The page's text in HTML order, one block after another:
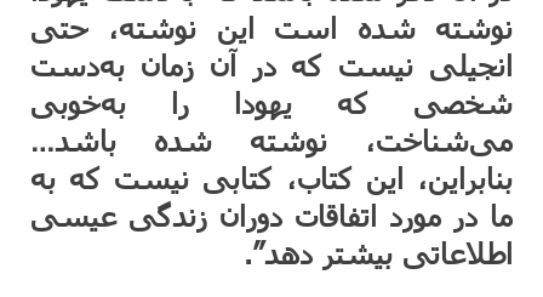
نوشته شده است این نوشته، حتی
انجیلی نیست که در آن زمان به‌دست
شخصی که یهودا را به‌خوبی
می‌شناخت، نوشته شده باشد…
بنابراین، این کتاب، کتابی نیست که به
ما در مورد اتفاقات دوران زندگی عیسی
اطلاعاتی بیشتر دهد”.